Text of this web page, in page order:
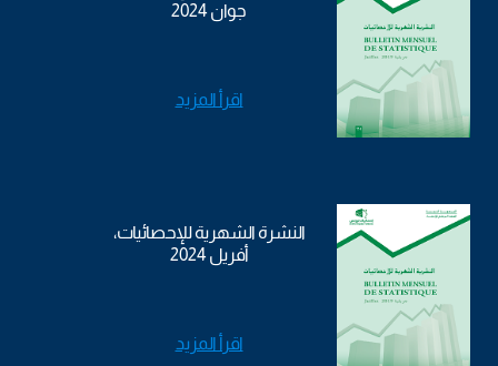
جوان 2024
اقرأ المزيد
النشرة الشهرية للإحصائيات،
أفريل 2024
اقرأ المزيد